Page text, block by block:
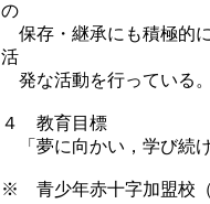
の
保存・継承にも積極的
活
発な活動を行っている。
４ 教育目標
「夢に向かい，学び続
※ 青少年赤十字加盟校（